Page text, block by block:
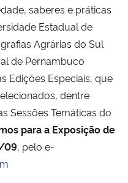
saberes e práticas
Estadual de
Agrárias do Sul
de Pernambuco
Edições Especiais, que
dentre
Sessões Temáticas do
para a Exposição de
09, pelo e-